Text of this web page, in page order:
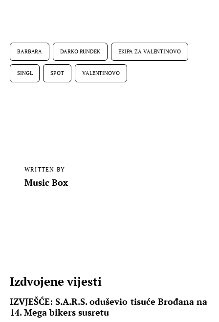
BARBARA DARKO RUNDEK EKIPA ZA VALENTINOVO
SINGL SPOT VALENTINOVO
WRITTEN BY
Music Box
Izdvojene vijesti
IZVJEŠĆE: S.A.R.S. oduševio tisuće Brođana na
14. Mega bikers susretu